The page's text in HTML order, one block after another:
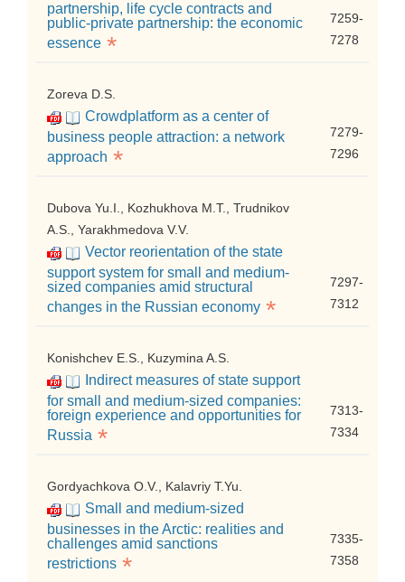
partnership, life cycle contracts and
public-private partnership: the economic
essence *
7259-
7278
Zoreva D.S.
Crowdplatform as a center of
business people attraction: a network
approach *
7279-
7296
Dubova Yu.I., Kozhukhova M.T., Trudnikov
A.S., Yarakhmedova V.V.
Vector reorientation of the state
support system for small and medium-
sized companies amid structural
changes in the Russian economy *
7297-
7312
Konishchev E.S., Kuzymina A.S.
Indirect measures of state support
for small and medium-sized companies:
foreign experience and opportunities for
Russia *
7313-
7334
Gordyachkova O.V., Kalavriy T.Yu.
Small and medium-sized
businesses in the Arctic: realities and
challenges amid sanctions
restrictions *
7335-
7358